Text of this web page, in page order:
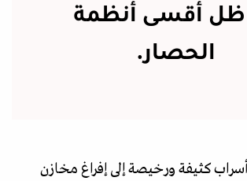
أقسى أنظمة
الحصار.
كثيفة ورخيصة إلى إفراغ مخازن